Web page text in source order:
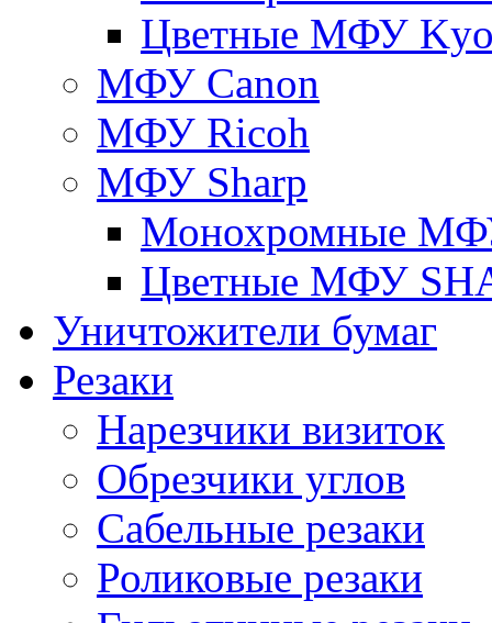
Цветные МФУ
МФУ Canon
МФУ Ricoh
МФУ Sharp
Монохромные
Цветные МФУ
Уничтожители бумаг
Резаки
Нарезчики визиток
Обрезчики углов
Сабельные резаки
Роликовые резаки